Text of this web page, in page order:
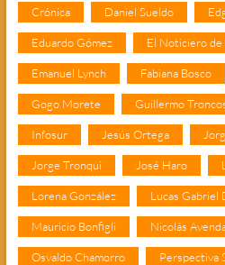
Crónica Daniel Sueldo
Eduardo Gómez El Noticiero de
Emanuel Lynch Fabiana Bosco
Gogo Morete Guillermo
Infosur Jesús Ortega
Jorge Tronqui José Haro
Lorena González Lucas Gabriel
Mauricio Bonfigli Nicolás
Osvaldo Chamorro Perspectiva